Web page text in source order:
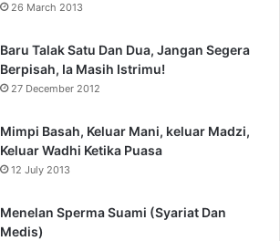
26 March 2013
Baru Talak Satu Dan Dua, Jangan Segera
Berpisah, Ia Masih Istrimu!
27 December 2012
Mimpi Basah, Keluar Mani, keluar Madzi,
Keluar Wadhi Ketika Puasa
12 July 2013
Menelan Sperma Suami (Syariat Dan
Medis)